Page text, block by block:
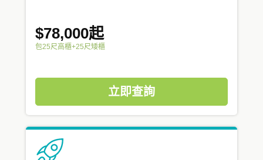
$78,000起
包25尺高櫃+25尺矮櫃
立即查詢